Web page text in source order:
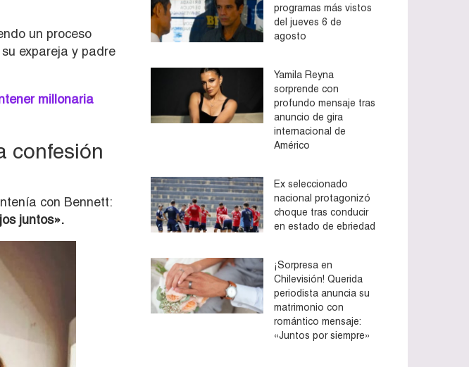
un proceso
expareja y padre
millonaria
confesión
con Bennett:
juntos».
programas más vistos
del jueves 6 de
agosto
Yamila Reyna
sorprende con
profundo mensaje tras
anuncio de gira
internacional de
Américo
Ex seleccionado
nacional protagonizó
choque tras conducir
en estado de ebriedad
¡Sorpresa en
Chilevisión! Querida
periodista anuncia su
matrimonio con
romántico mensaje:
«Juntos por siempre»